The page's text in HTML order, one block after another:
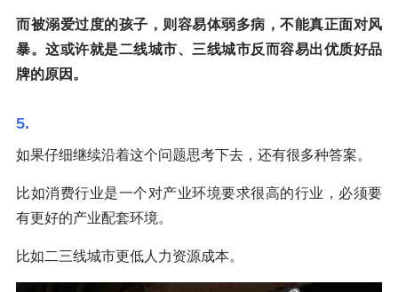
而被溺爱过度的孩子，则容易体弱多病，不能真正面对风
暴。这或许就是二线城市、三线城市反而容易出优质好品
牌的原因。
5.
如果仔细继续沿着这个问题思考下去，还有很多种答案。
比如消费行业是一个对产业环境要求很高的行业，必须要
有更好的产业配套环境。
比如二三线城市更低人力资源成本。